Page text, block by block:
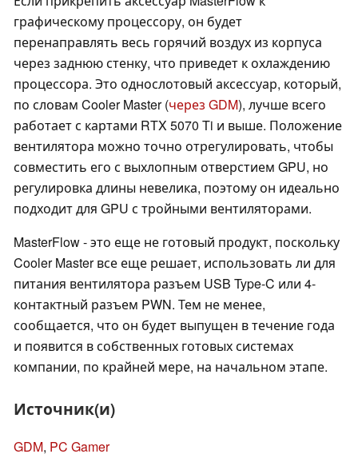
графическому процессору, он будет
перенаправлять весь горячий воздух из корпуса
через заднюю стенку, что приведет к охлаждению
процессора. Это однослотовый аксессуар, который,
по словам Cooler Master (через GDM), лучше всего
работает с картами RTX 5070 Ti и выше. Положение
вентилятора можно точно отрегулировать, чтобы
совместить его с выхлопным отверстием GPU, но
регулировка длины невелика, поэтому он идеально
подходит для GPU с тройными вентиляторами.
MasterFlow - это еще не готовый продукт, поскольку
Cooler Master все еще решает, использовать ли для
питания вентилятора разъем USB Type-C или 4-
контактный разъем PWN. Тем не менее,
сообщается, что он будет выпущен в течение года
и появится в собственных готовых системах
компании, по крайней мере, на начальном этапе.
Источник(и)
GDM, PC Gamer